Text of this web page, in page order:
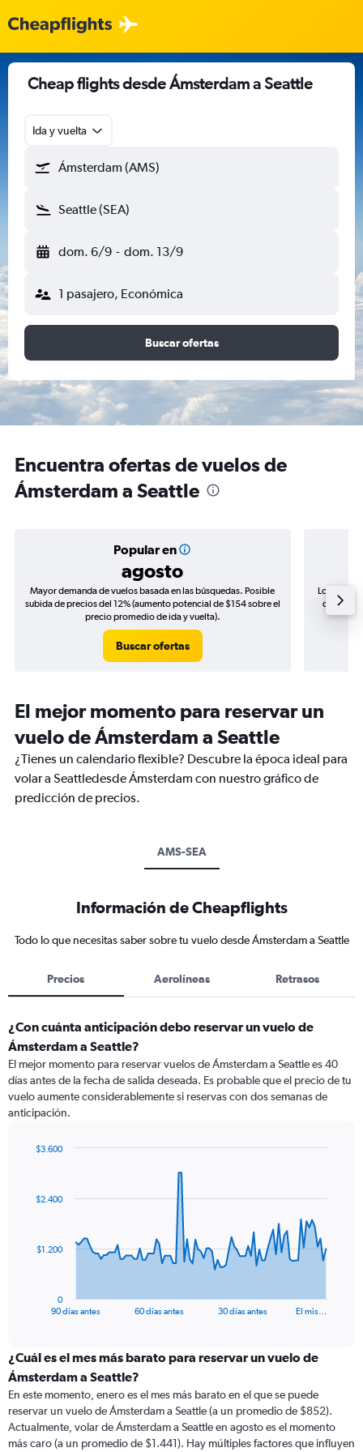
Cheap flights desde Ámsterdam a Seattle
Ida y vuelta
Ámsterdam (AMS)
Seattle (SEA)
dom. 6/9 - dom. 13/9
1 pasajero, Económica
Buscar ofertas
Encuentra ofertas de vuelos de
Ámsterdam a Seattle
Popular en
agosto
Mayor demanda de vuelos basada en las búsquedas. Posible
subida de precios del 12% (aumento potencial de $154 sobre el
precio promedio de ida y vuelta).
Buscar ofertas
Los
de
El mejor momento para reservar un
vuelo de Ámsterdam a Seattle
¿Tienes un calendario flexible? Descubre la época ideal para
volar a Seattledesde Ámsterdam con nuestro gráfico de
predicción de precios.
AMS-SEA
Información de Cheapflights
Todo lo que necesitas saber sobre tu vuelo desde Ámsterdam a Seattle
Precios Aerolíneas Retrasos
¿Con cuánta anticipación debo reservar un vuelo de
Ámsterdam a Seattle?
El mejor momento para reservar vuelos de Ámsterdam a Seattle es 40
días antes de la fecha de salida deseada. Es probable que el precio de tu
vuelo aumente considerablemente si reservas con dos semanas de
anticipación.
data
The
categories.
Range:
categories.
The
chart
has
90 días antes 60 días antes 30 días antes El mis…
0
$1.200
$2.400
$3.600
¿Cuál es el mes más barato para reservar un vuelo de
Ámsterdam a Seattle?
En este momento, enero es el mes más barato en el que se puede
reservar un vuelo de Ámsterdam a Seattle (a un promedio de $852).
Actualmente, volar de Ámsterdam a Seattle en agosto es el momento
más caro (a un promedio de $1.441). Hay múltiples factores que influyen